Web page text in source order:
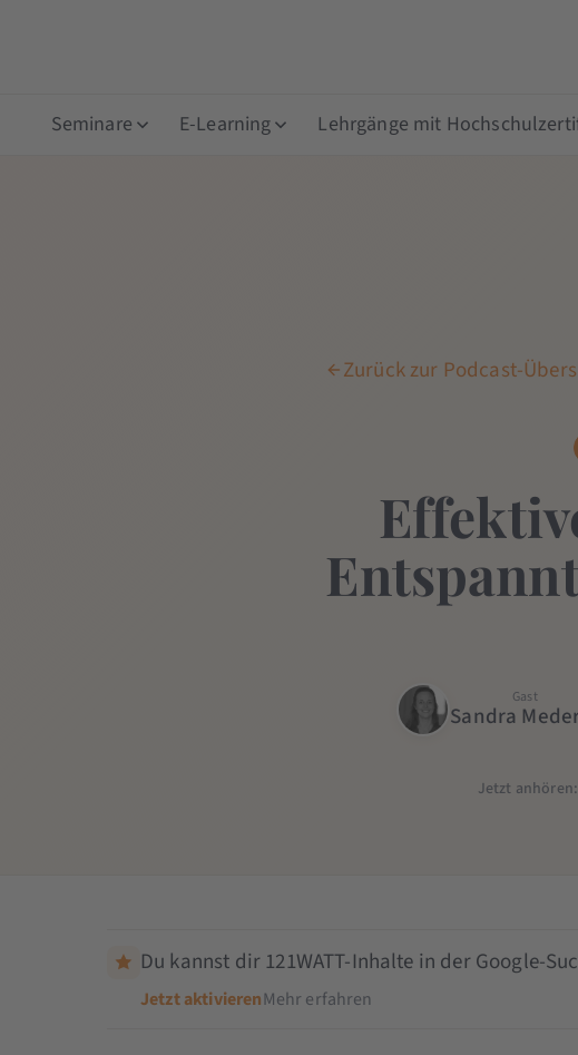
Seminare E-Learning Lehrgänge mit
Zurück zur Podcast-
Gast
Sandra
Jetzt anhören:
Du kannst dir 121WATT-Inhalte in der Google-
Jetzt aktivierenMehr erfahren